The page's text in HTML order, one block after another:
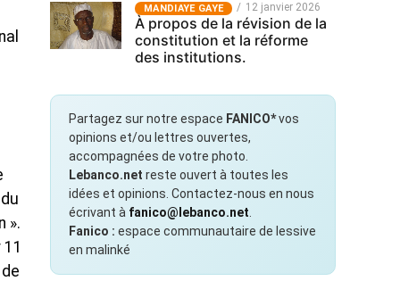
».
MANDIAYE GAYE 12 janvier 2026
À propos de la révision de la
constitution et la réforme
des institutions.
Partagez sur notre espace FANICO*vos
opinions et/ou lettres ouvertes,
accompagnées de votre photo.
Lebanco.net reste ouvert à toutes les
idées et opinions. Contactez-nous en nous
écrivant à fanico@lebanco.net
Fanico : espace communautaire de lessive
en malinké